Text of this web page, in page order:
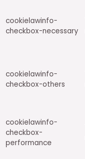
cookielawinfo-
checkbox-necessary
cookielawinfo-
checkbox-others
cookielawinfo-
checkbox-
performance